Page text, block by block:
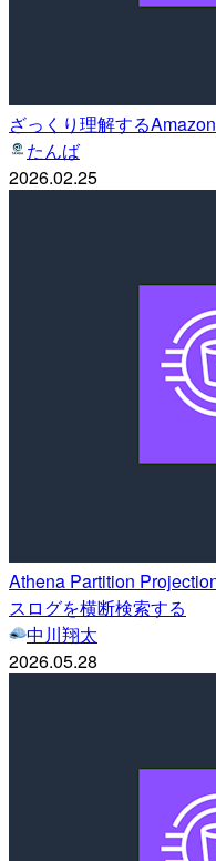
ざっくり理解する
たんば
2026.02.25
Athena Partition
スログを横断検索する
中川翔太
2026.05.28